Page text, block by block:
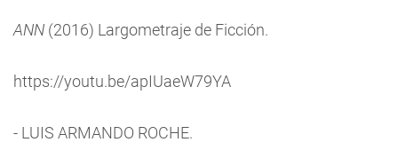
ANN (2016) Largometraje de Ficción.
https://youtu.be/apIUaeW79YA
- LUIS ARMANDO ROCHE.